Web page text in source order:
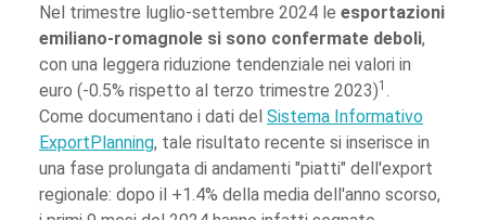
Nel trimestre luglio-settembre 2024 le esportazioni
emiliano-romagnole si sono confermate deboli,
con una leggera riduzione tendenziale nei valori in
euro (-0.5% rispetto al terzo trimestre 2023)1 .
Come documentano i dati del Sistema Informativo
ExportPlanning, tale risultato recente si inserisce in
una fase prolungata di andamenti "piatti" dell'export
regionale: dopo il +1.4% della media dell'anno scorso,